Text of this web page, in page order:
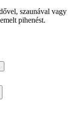
szaunával vagy
pihenést.